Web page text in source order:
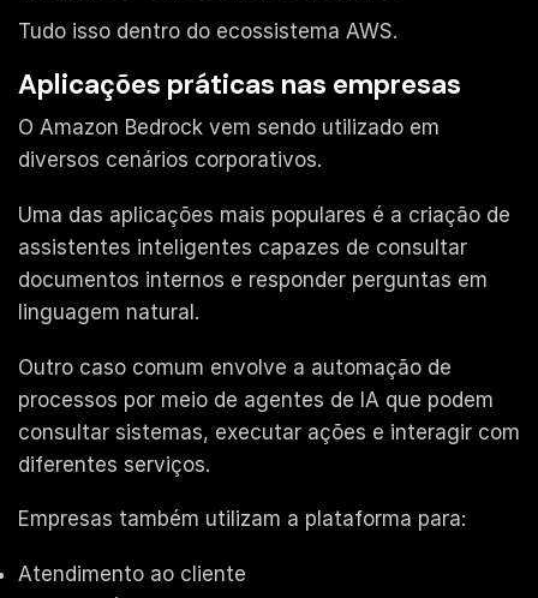
Tudo isso dentro do ecossistema AWS.
Aplicações práticas nas empresas
O Amazon Bedrock vem sendo utilizado em
diversos cenários corporativos.
Uma das aplicações mais populares é a criação de
assistentes inteligentes capazes de consultar
documentos internos e responder perguntas em
linguagem natural.
Outro caso comum envolve a automação de
processos por meio de agentes de IA que podem
consultar sistemas, executar ações e interagir com
diferentes serviços.
Empresas também utilizam a plataforma para:
Atendimento ao cliente